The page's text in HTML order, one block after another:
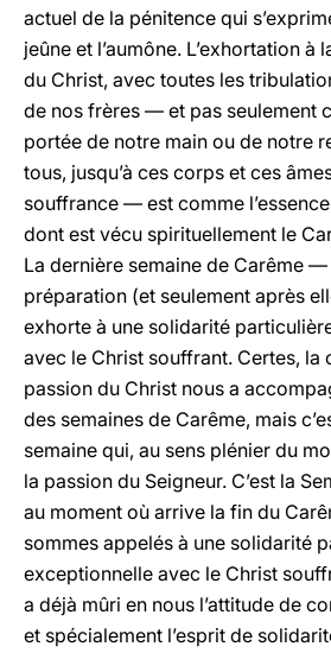
actuel de la pénitence qui
jeûne et l’aumône. L’exhortation à
du Christ, avec toutes les
de nos frères — et pas seulement
portée de notre main ou de notre
tous, jusqu’à ces corps et ces
souffrance — est comme
dont est vécu spirituellement le
La dernière semaine de Carême
préparation (et seulement après
exhorte à une solidarité
avec le Christ souffrant. Certes, la
passion du Christ nous a
des semaines de Carême, mais
semaine qui, au sens plénier du
la passion du Seigneur. C’est la
au moment où arrive la fin du
sommes appelés à une solidarité
exceptionnelle avec le Christ
a déjà mûri en nous l’attitude de
et spécialement l’esprit de